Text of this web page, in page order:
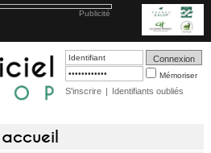
Publicité
Mémoriser
S'inscrire | Identifiants oubliés
accueil